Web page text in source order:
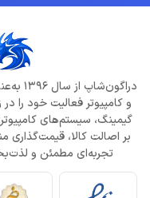
و کامپیوتر فعالیت خود را
گیمینگ، سیستم‌های
بر اصالت کالا، قیمت‌گذاری
تجربه‌ای مطمئن و